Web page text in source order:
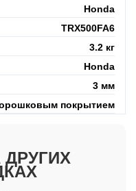
Honda
TRX500FA6
3.2 кг
Honda
3 мм
покрытием